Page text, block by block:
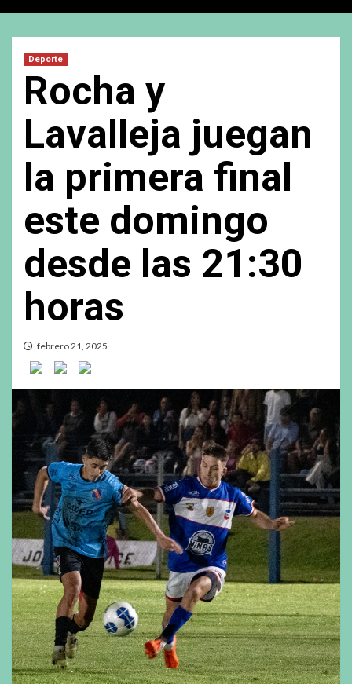
Deporte
Rocha y
Lavalleja juegan
la primera final
este domingo
desde las 21:30
horas
febrero 21, 2025